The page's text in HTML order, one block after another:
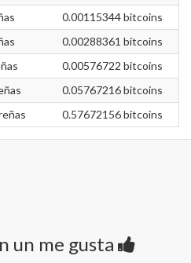
0.00115344 bitcoins
0.00288361 bitcoins
0.00576722 bitcoins
0.05767216 bitcoins
0.57672156 bitcoins
un me gusta